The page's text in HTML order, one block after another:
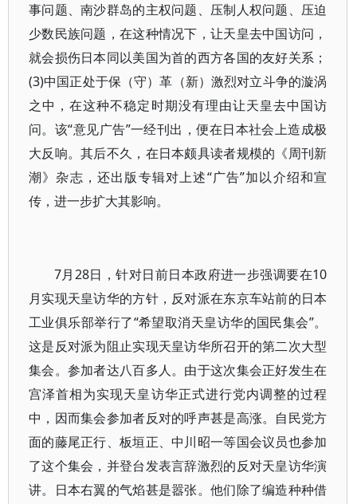
事问题、南沙群岛的主权问题、压制人权问题、压迫
少数民族问题，在这种情况下，让天皇去中国访问，
就会损伤日本同以美国为首的西方各国的友好关系；
(3)中国正处于保（守）革（新）激烈对立斗争的漩涡
之中，在这种不稳定时期没有理由让天皇去中国访
问。该“意见广告”一经刊出，便在日本社会上造成极
大反响。其后不久，在日本颇具读者规模的《周刊新
潮》杂志，还出版专辑对上述“广告”加以介绍和宣
传，进一步扩大其影响。
7月28日，针对日前日本政府进一步强调要在10
月实现天皇访华的方针，反对派在东京车站前的日本
工业俱乐部举行了“希望取消天皇访华的国民集会”。
这是反对派为阻止实现天皇访华所召开的第二次大型
集会。参加者达八百多人。由于这次集会正好发生在
宫泽首相为实现天皇访华正式进行党内调整的过程
中，因而集会参加者反对的呼声甚是高涨。自民党方
面的藤尾正行、板垣正、中川昭一等国会议员也参加
了这个集会，并登台发表言辞激烈的反对天皇访华演
讲。日本右翼的气焰甚是嚣张。他们除了编造种种借